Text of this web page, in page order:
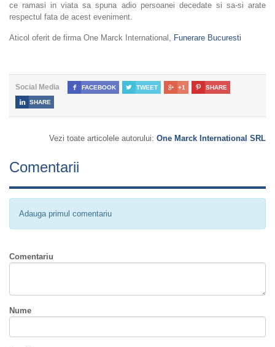
ce ramasi in viata sa spuna adio persoanei decedate si sa-si arate
respectul fata de acest eveniment.
Aticol oferit de firma One Marck International, Funerare Bucuresti
Social Media  FACEBOOK  TWEET  +1  SHARE
 SHARE
Vezi toate articolele autorului: One Marck International SRL
Comentarii
Adauga primul comentariu
Comentariu
Nume